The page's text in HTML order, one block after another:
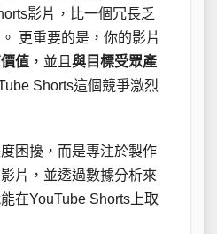
影片，比一個冗長乏
更重要的是，你的影片
值 ，並且與目標受眾產
Shorts這個競爭激烈
困擾，而是專注於製作
片，並透過數據分析來
在YouTube Shorts上取